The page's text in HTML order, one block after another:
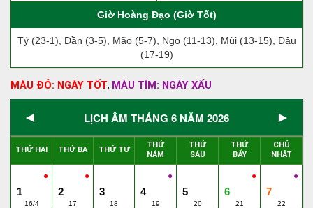
Giờ Hoàng Đạo (Giờ Tốt)
Tý (23-1), Dần (3-5), Mão (5-7), Ngọ (11-13), Mùi (13-15), Dậu
(17-19)
MÀU ĐỎ: NGÀY TỐT, MÀU TÍM: NGÀY XẤU
◄ LỊCH ÂM THÁNG 6 NĂM 2026 ►
THỨ HAI THỨ BA THỨ TƯ
THỨ
NĂM
THỨ
SÁU
THỨ
BẨY
CHỦ
NHẬT
●
1
16/4
●
2
17
3
18
●
4
19
5
20
●
6
21
●
7
22